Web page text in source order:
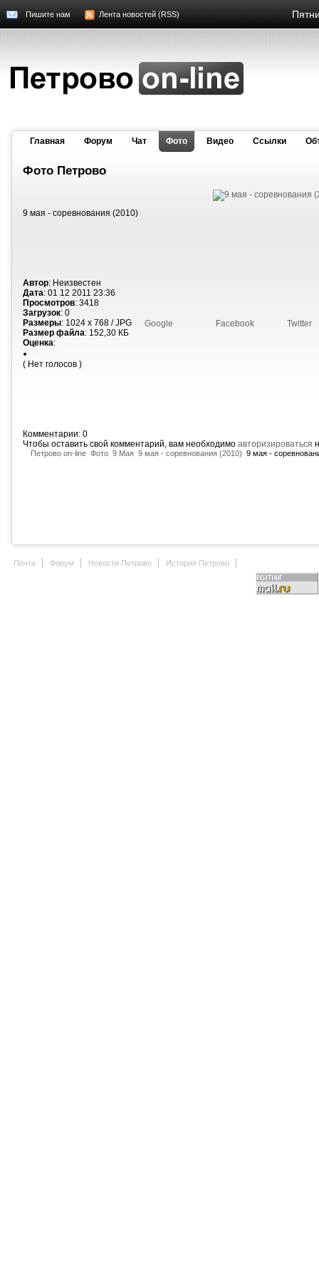
Пишите нам Лента новостей (RSS)
Главная Форум Чат Фото Видео Cсылки
Фото Петрово
9 мая - соревнования (2010)
Автор: Неизвестен
Дата: 01 12 2011 23:36
Просмотров: 3418
Загрузок: 0
Размеры: 1024 x 768 / JPG
Размер файла: 152,30 КБ
Оценка:
( Нет голосов )
Google Facebook Twitter
Комментарии: 0
Чтобы оставить свой комментарий, вам необходимо авторизироваться
Петрово on-line Фото 9 Мая 9 мая - соревнования (2010) 9 мая -
Почта Форум Новости Петрово История Петрово